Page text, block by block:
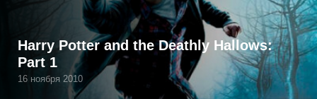
Harry Potter and the Deathly Hallows:
Part 1
16 ноября 2010